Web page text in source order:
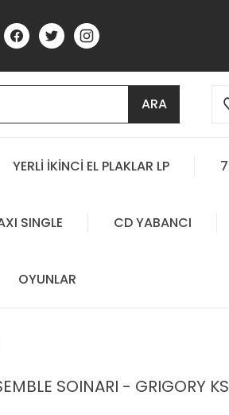
ARA
YERLİ İKİNCİ EL PLAKLAR LP
SINGLE CD YABANCI
OYUNLAR
SOINARI - GRIGORY